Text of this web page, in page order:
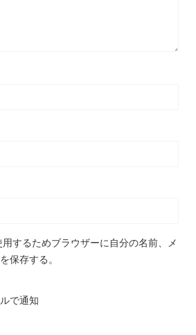
するためブラウザーに自分の名前、メ
保存する。
で通知